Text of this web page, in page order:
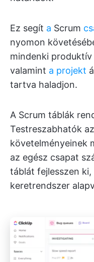
Ez segít a Scrum
nyomon
mindenki produktív
valamint a projekt
tartva haladjon.
A Scrum táblák
Testreszabhatók
követelményeinek
az egész csapat
táblát fejlesszen ki,
keretrendszer